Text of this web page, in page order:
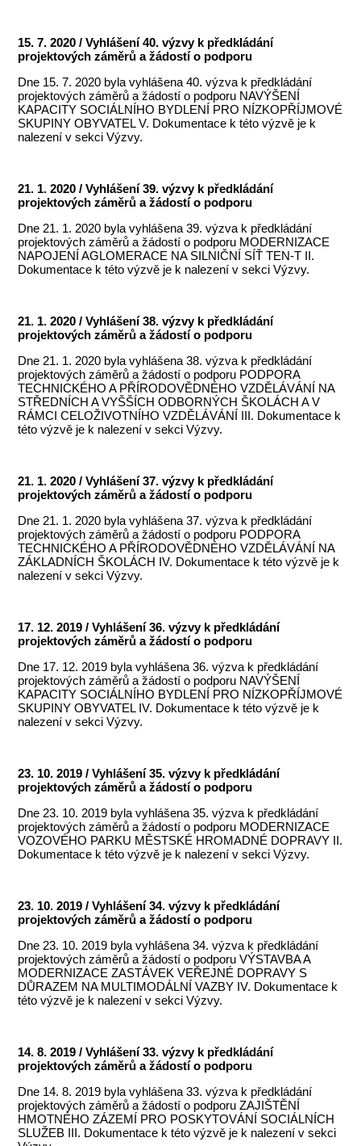
15. 7. 2020 / Vyhlášení 40. výzvy k předkládání
projektových záměrů a žádostí o podporu
Dne 15. 7. 2020 byla vyhlášena 40. výzva k předkládání
projektových záměrů a žádostí o podporu NAVÝŠENÍ
KAPACITY SOCIÁLNÍHO BYDLENÍ PRO NÍZKOPŘÍJMOVÉ
SKUPINY OBYVATEL V. Dokumentace k této výzvě je k
nalezení v sekci Výzvy.
21. 1. 2020 / Vyhlášení 39. výzvy k předkládání
projektových záměrů a žádostí o podporu
Dne 21. 1. 2020 byla vyhlášena 39. výzva k předkládání
projektových záměrů a žádostí o podporu MODERNIZACE
NAPOJENÍ AGLOMERACE NA SILNIČNÍ SÍŤ TEN-T II.
Dokumentace k této výzvě je k nalezení v sekci Výzvy.
21. 1. 2020 / Vyhlášení 38. výzvy k předkládání
projektových záměrů a žádostí o podporu
Dne 21. 1. 2020 byla vyhlášena 38. výzva k předkládání
projektových záměrů a žádostí o podporu PODPORA
TECHNICKÉHO A PŘÍRODOVĚDNÉHO VZDĚLÁVÁNÍ NA
STŘEDNÍCH A VYŠŠÍCH ODBORNÝCH ŠKOLÁCH A V
RÁMCI CELOŽIVOTNÍHO VZDĚLÁVÁNÍ III. Dokumentace k
této výzvě je k nalezení v sekci Výzvy.
21. 1. 2020 / Vyhlášení 37. výzvy k předkládání
projektových záměrů a žádostí o podporu
Dne 21. 1. 2020 byla vyhlášena 37. výzva k předkládání
projektových záměrů a žádostí o podporu PODPORA
TECHNICKÉHO A PŘÍRODOVĚDNÉHO VZDĚLÁVÁNÍ NA
ZÁKLADNÍCH ŠKOLÁCH IV. Dokumentace k této výzvě je k
nalezení v sekci Výzvy.
17. 12. 2019 / Vyhlášení 36. výzvy k předkládání
projektových záměrů a žádostí o podporu
Dne 17. 12. 2019 byla vyhlášena 36. výzva k předkládání
projektových záměrů a žádostí o podporu NAVÝŠENÍ
KAPACITY SOCIÁLNÍHO BYDLENÍ PRO NÍZKOPŘÍJMOVÉ
SKUPINY OBYVATEL IV. Dokumentace k této výzvě je k
nalezení v sekci Výzvy.
23. 10. 2019 / Vyhlášení 35. výzvy k předkládání
projektových záměrů a žádostí o podporu
Dne 23. 10. 2019 byla vyhlášena 35. výzva k předkládání
projektových záměrů a žádostí o podporu MODERNIZACE
VOZOVÉHO PARKU MĚSTSKÉ HROMADNÉ DOPRAVY II.
Dokumentace k této výzvě je k nalezení v sekci Výzvy.
23. 10. 2019 / Vyhlášení 34. výzvy k předkládání
projektových záměrů a žádostí o podporu
Dne 23. 10. 2019 byla vyhlášena 34. výzva k předkládání
projektových záměrů a žádostí o podporu VÝSTAVBA A
MODERNIZACE ZASTÁVEK VEŘEJNÉ DOPRAVY S
DŮRAZEM NA MULTIMODÁLNÍ VAZBY IV. Dokumentace k
této výzvě je k nalezení v sekci Výzvy.
14. 8. 2019 / Vyhlášení 33. výzvy k předkládání
projektových záměrů a žádostí o podporu
Dne 14. 8. 2019 byla vyhlášena 33. výzva k předkládání
projektových záměrů a žádostí o podporu ZAJIŠTĚNÍ
HMOTNÉHO ZÁZEMÍ PRO POSKYTOVÁNÍ SOCIÁLNÍCH
SLUŽEB III. Dokumentace k této výzvě je k nalezení v sekci